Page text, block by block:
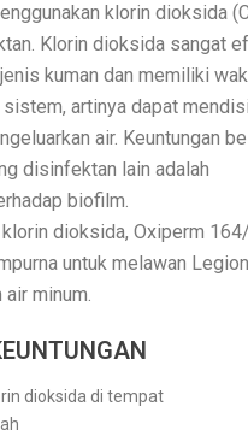
klorin dioksida
Klorin dioksida sangat
kuman dan memiliki
sistem, artinya dapat
air. Keuntungan
disinfektan lain adalah
biofilm.
dioksida, Oxiperm
untuk melawan
air minum.
dioksida di tempat